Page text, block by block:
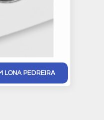
LONA PEDREIRA